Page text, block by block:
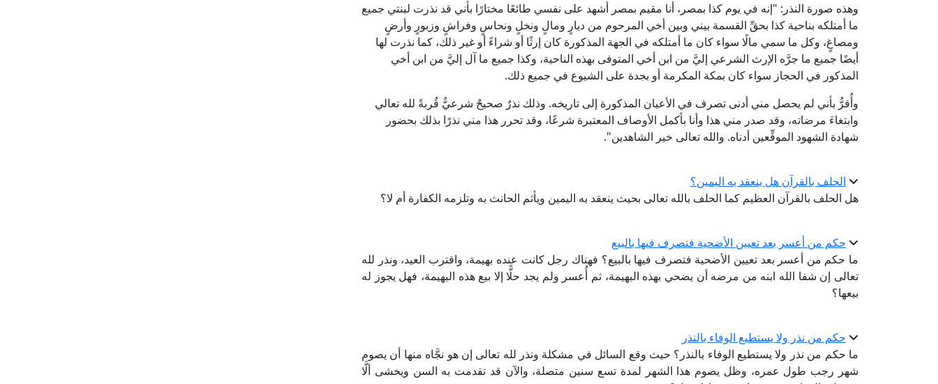
وهذه صورة النذر: "إنه في يوم كذا بمصر، أنا مقيم بمصر أشهد على نفسي طائعًا مختارًا بأني قد نذرت لبنتي جميع
ما أمتلكه بناحية كذا بحقِّ القسمة بيني وبين أخي المرحوم من ديارٍ ومالٍ ونخلٍ ونحاسٍ وفراشٍ وزبورٍ وأرضٍ
ومصاغٍ، وكل ما سمي مالًا سواء كان ما أمتلكه في الجهة المذكورة كان إرثًا أو شراءً أو غير ذلك، كما نذرت لها
أيضًا جميع ما جرَّه الإرث الشرعي إليَّ من ابن أخي المتوفى بهذه الناحية، وكذا جميع ما آل إليَّ من ابن أخي
المذكور في الحجاز سواء كان بمكة المكرمة أو بجدة على الشيوع في جميع ذلك.
وأُقرُّ بأني لم يحصل مني أدنى تصرف في الأعيان المذكورة إلى تاريخه. وذلك نذرٌ صحيحٌ شرعيٌّ قُربةً لله تعالي
وابتغاءَ مرضاته، وقد صدر مني هذا وأنا بأكمل الأوصاف المعتبرة شرعًا، وقد تحرر هذا مني نذرًا بذلك بحضور
شهادة الشهود الموقِّعين أدناه. والله تعالى خير الشاهدين".
الحلف بالقرآن هل ينعقد به اليمين؟
هل الحلف بالقرآن العظيم كما الحلف بالله تعالى بحيث ينعقد به اليمين ويأثم الحانث به وتلزمه الكفارة أم لا؟
حكم من أعسر بعد تعيين الأضحية فتصرف فيها بالبيع
ما حكم من أعسر بعد تعيين الأضحية فتصرف فيها بالبيع؟ فهناك رجل كانت عنده بهيمة، واقترب العيد، ونذر لله
تعالى إن شفا الله ابنه من مرضه أن يضحي بهذه البهيمة، ثم أُعسر ولم يجد حلًّا إلا بيع هذه البهيمة، فهل يجوز له
بيعها؟
حكم من نذر ولا يستطيع الوفاء بالنذر
ما حكم من نذر ولا يستطيع الوفاء بالنذر؟ حيث وقع السائل في مشكلة ونذر لله تعالى إن هو نجَّاه منها أن يصوم
شهر رجب طول عمره، وظل يصوم هذا الشهر لمدة تسع سنين متصلة، والآن قد تقدمت به السن ويخشى ألَّا